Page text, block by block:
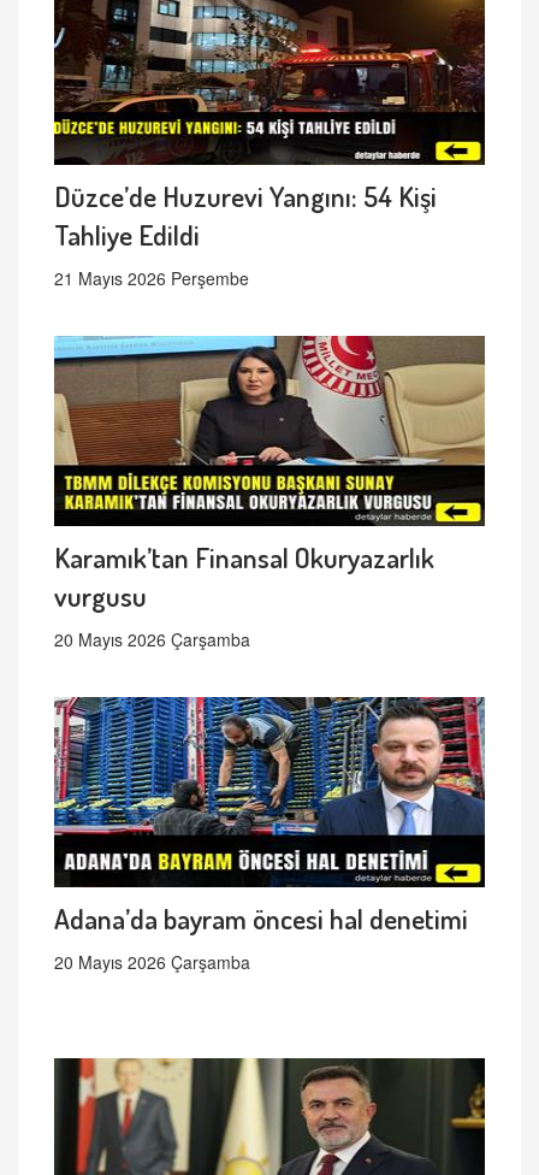
Düzce’de Huzurevi Yangını: 54 Kişi
Tahliye Edildi
21 Mayıs 2026 Perşembe
Karamık’tan Finansal Okuryazarlık
vurgusu
20 Mayıs 2026 Çarşamba
Adana’da bayram öncesi hal denetimi
20 Mayıs 2026 Çarşamba